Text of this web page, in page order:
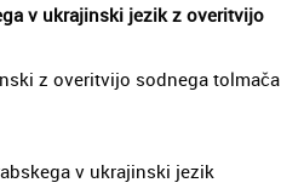
v ukrajinski jezik z overitvijo
z overitvijo sodnega tolmača
v ukrajinski jezik